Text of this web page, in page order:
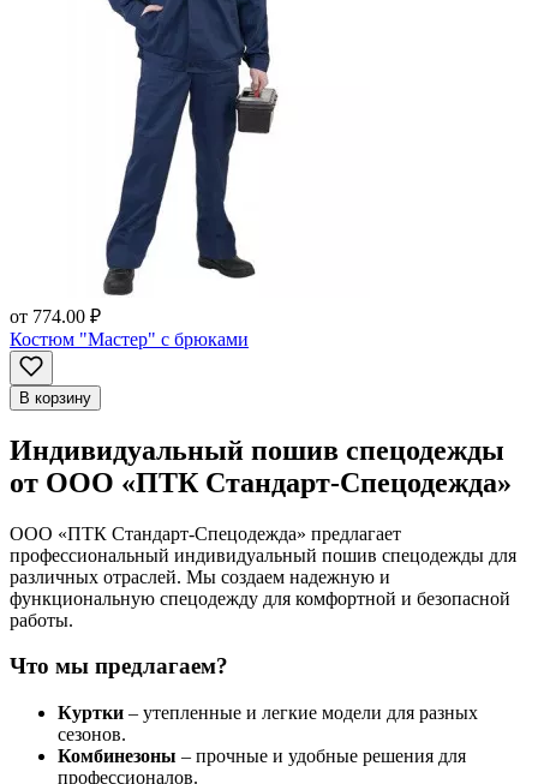
от 774.00 ₽
Костюм "Мастер" с брюками
В корзину
Индивидуальный пошив спецодежды
от ООО «ПТК Стандарт-Спецодежда»
ООО «ПТК Стандарт-Спецодежда» предлагает
профессиональный индивидуальный пошив спецодежды для
различных отраслей. Мы создаем надежную и
функциональную спецодежду для комфортной и безопасной
работы.
Что мы предлагаем?
Куртки – утепленные и легкие модели для разных
сезонов.
Комбинезоны – прочные и удобные решения для
профессионалов.